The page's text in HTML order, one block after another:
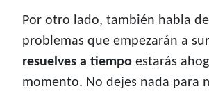
Por otro lado, también habla
problemas que empezarán a
resuelves a tiempo estarás
momento. No dejes nada para